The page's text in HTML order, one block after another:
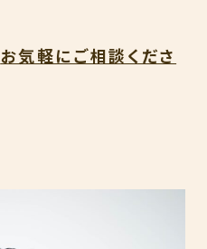
お気軽にご相談くださ